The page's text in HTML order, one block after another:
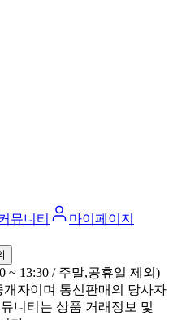
뮤니티
마이페이지
~ 13:30 / 주말,공휴일 제외)
자이며 통신판매의 당사자
니티는 상품 거래정보 및